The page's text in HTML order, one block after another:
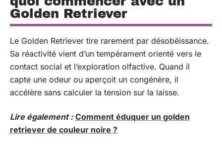
Golden Retriever
Le Golden Retriever tire rarement par désobéissance.
Sa réactivité vient d’un tempérament orienté vers le
contact social et l’exploration olfactive. Quand il
capte une odeur ou aperçoit un congénère, il
accélère sans calculer la tension sur la laisse.
Lire également : Comment éduquer un golden
retriever de couleur noire ?